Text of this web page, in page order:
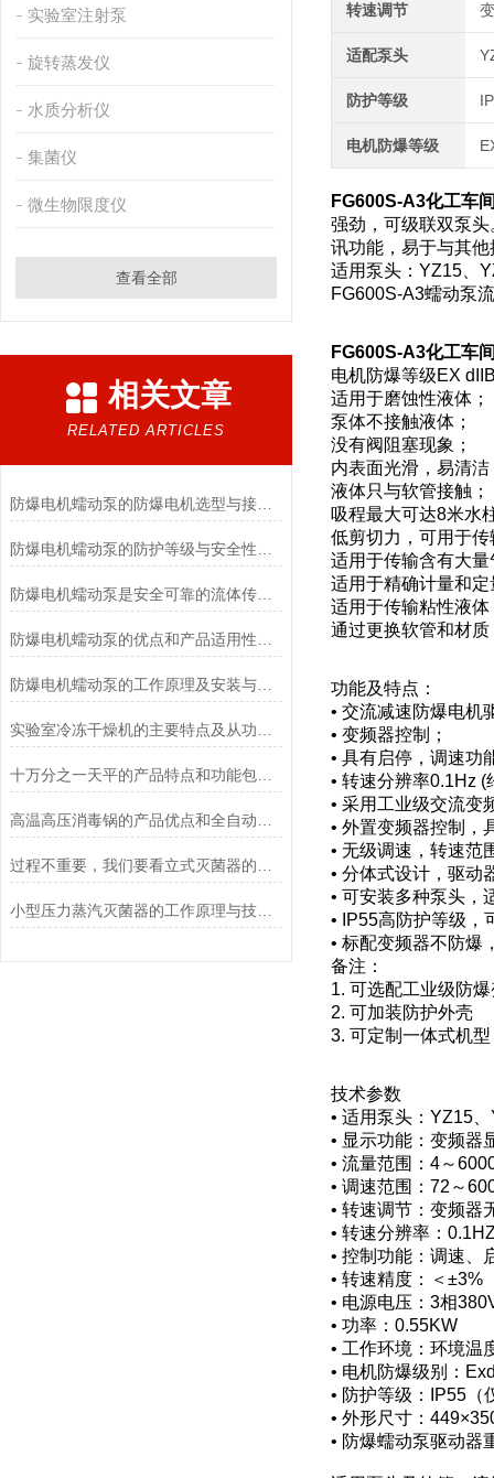
实验室注射泵
旋转蒸发仪
水质分析仪
集菌仪
微生物限度仪
查看全部
相关文章
RELATED ARTICLES
防爆电机蠕动泵的防爆电机选型与接线要求
防爆电机蠕动泵是安全可靠的流体传送解决方案
防爆电机蠕动泵的工作原理及安装与配管
十万分之一天平的产品特点和功能包括哪些
小型压力蒸汽灭菌器的工作原理与技术优势概述
转速调节
适配泵头
防护等级
电机防爆等级
FG600S-A3化工车
强劲，可级联双泵
讯功能，易于与其
适用泵头：YZ15、
FG600S-A3蠕动泵
FG600S-A3化工车
电机防爆等级EX
适用于磨蚀性液体；
泵体不接触液体；
没有阀阻塞现象；
内表面光滑，易清洁
液体只与软管接触；
吸程最大可达8米水
低剪切力，可用于
适用于传输含有大
适用于精确计量和
适用于传输粘性液体
通过更换软管和材
功能及特点：
• 交流减速防爆电机
• 变频器控制；
• 具有启停，调速功
• 转速分辨率0.1Hz
• 采用工业级交流变
• 外置变频器控制，
• 无级调速，转速范
• 分体式设计，驱动
• 可安装多种泵头，
• IP55高防护等级，
• 标配变频器不防爆
备注：
1. 可选配工业级防
2. 可加装防护外壳
3. 可定制一体式机型
技术参数
• 适用泵头：YZ15
• 显示功能：变频器
• 流量范围：4～
• 调速范围：72～
• 转速调节：变频器
• 转速分辨率：
• 控制功能：调速、
• 转速精度：＜±3%
• 电源电压：3相
• 功率：0.55KW
• 工作环境：环境
• 电机防爆级别：
• 防护等级：IP55（
• 外形尺寸：
• 防爆蠕动泵驱动器